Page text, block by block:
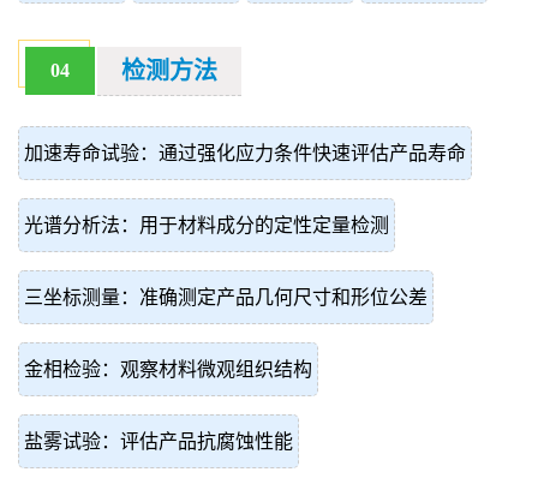
04 检测方法
加速寿命试验：通过强化应力条件快速评估产品寿命
光谱分析法：用于材料成分的定性定量检测
三坐标测量：准确测定产品几何尺寸和形位公差
金相检验：观察材料微观组织结构
盐雾试验：评估产品抗腐蚀性能